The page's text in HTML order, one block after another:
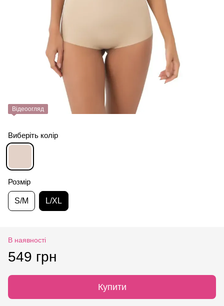
Відеоогляд
Виберіть колір
Розмір
S/M L/XL
В наявності
549 грн
Купити